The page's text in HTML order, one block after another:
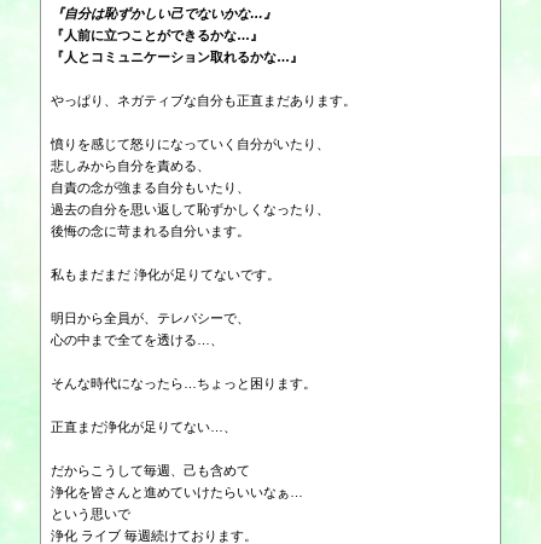
『自分は恥ずかしい己でないかな…』
『人前に立つことができるかな…』
『人とコミュニケーション取れるかな…』
やっぱり、ネガティブな自分も正直まだあります。
憤りを感じて怒りになっていく自分がいたり、
悲しみから自分を責める、
自責の念が強まる自分もいたり、
過去の自分を思い返して恥ずかしくなったり、
後悔の念に苛まれる自分います。
私もまだまだ 浄化が足りてないです。
明日から全員が、テレパシーで、
心の中まで全てを透ける…、
そんな時代になったら…ちょっと困ります。
正直まだ浄化が足りてない…、
だからこうして毎週、己も含めて
浄化を皆さんと進めていけたらいいなぁ…
という思いで
浄化 ライブ 毎週続けております。